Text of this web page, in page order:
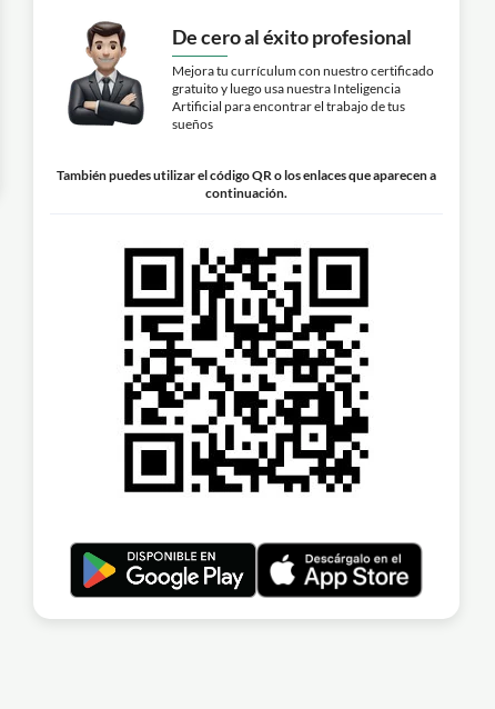
De cero al éxito profesional
Mejora tu currículum con nuestro certificado
gratuito y luego usa nuestra Inteligencia
Artificial para encontrar el trabajo de tus
sueños
También puedes utilizar el código QR o los enlaces que aparecen a
continuación.